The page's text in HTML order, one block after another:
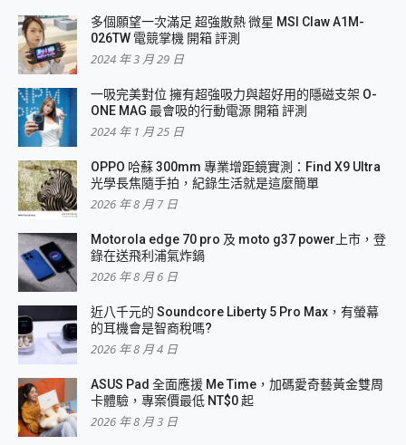
多個願望一次滿足 超強散熱 微星 MSI Claw A1M-
026TW 電競掌機 開箱 評測
2024 年 3 月 29 日
一吸完美對位 擁有超強吸力與超好用的隱磁支架 O-
ONE MAG 最會吸的行動電源 開箱 評測
2024 年 1 月 25 日
OPPO 哈蘇 300mm 專業增距鏡實測：Find X9 Ultra
光學長焦隨手拍，紀錄生活就是這麼簡單
2026 年 8 月 7 日
Motorola edge 70 pro 及 moto g37 power上市，登
錄在送飛利浦氣炸鍋
2026 年 8 月 6 日
近八千元的 Soundcore Liberty 5 Pro Max，有螢幕
的耳機會是智商稅嗎?
2026 年 8 月 4 日
ASUS Pad 全面應援 Me Time，加碼愛奇藝黃金雙周
卡體驗，專案價最低 NT$0 起
2026 年 8 月 3 日